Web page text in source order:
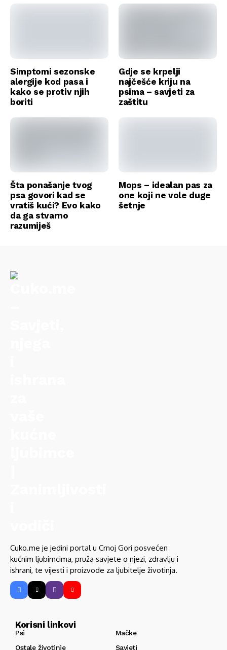
Simptomi sezonske
alergije kod pasa i
kako se protiv njih
boriti
Gdje se krpelji
najčešće kriju na
psima – savjeti za
zaštitu
Šta ponašanje tvog
psa govori kad se
vratiš kući? Evo kako
da ga stvarno
razumiješ
Mops – idealan pas za
one koji ne vole duge
šetnje
Cuko.me je jedini portal u Crnoj Gori posvećen
kućnim ljubimcima, pruža savjete o njezi, zdravlju i
ishrani, te vijesti i proizvode za ljubitelje životinja.
Korisni linkovi
Psi
Mačke
Ostale životinje
Savjeti